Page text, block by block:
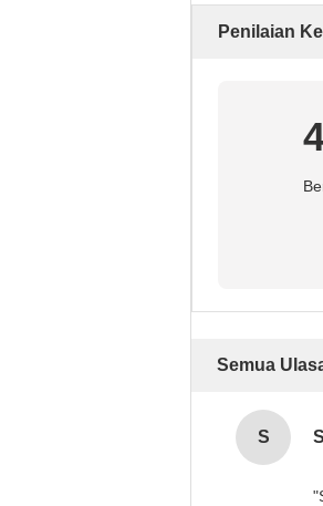
Penilaian
Semua
S